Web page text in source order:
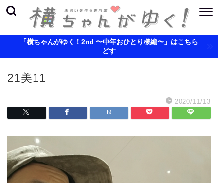
「横ちゃんがゆく！2nd 〜中年おひとり様編〜」はこちら
どす
21美11
2020/11/13